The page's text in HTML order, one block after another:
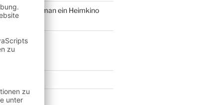
bekommt man ein Heimkino